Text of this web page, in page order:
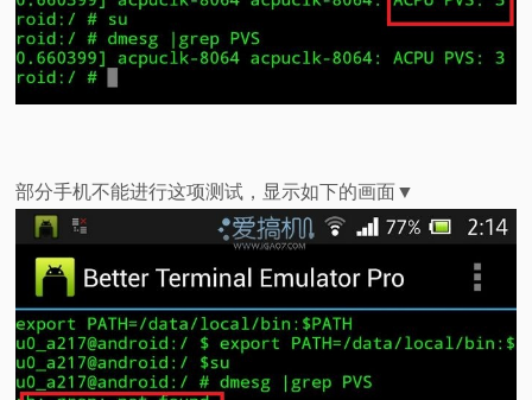
部分手机不能进行这项测试，显示如下的画面▼